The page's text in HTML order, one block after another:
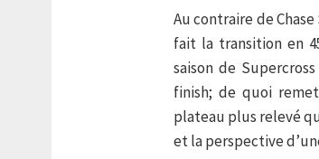
Au contraire de
fait la transition en
saison de
finish; de quoi
plateau plus relevé
et la perspective